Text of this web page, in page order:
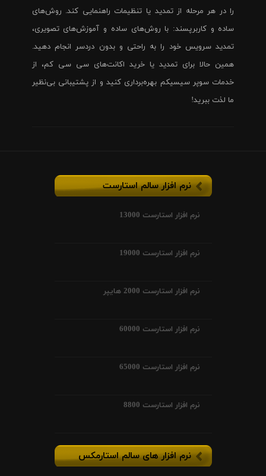
را در هر مرحله از تمدید یا تنظیمات راهنمایی کند. روش‌های
ساده و کاربرپسند: با روش‌های ساده و آموزش‌های تصویری،
تمدید سرویس خود را به راحتی و بدون دردسر انجام دهید.
همین حالا برای تمدید یا خرید اکانت‌های سی سی کم، از
خدمات سوپر سیسیکم بهره‌برداری کنید و از پشتیبانی بی‌نظیر
ما لذت ببرید!
نرم افزار سالم استارست
نرم افزار استارست 13000
نرم افزار استارست 19000
نرم افزار استارست 2000 هایپر
نرم افزار استارست 60000
نرم افزار استارست 65000
نرم افزار استارست 8800
نرم افزار های سالم استارمکس